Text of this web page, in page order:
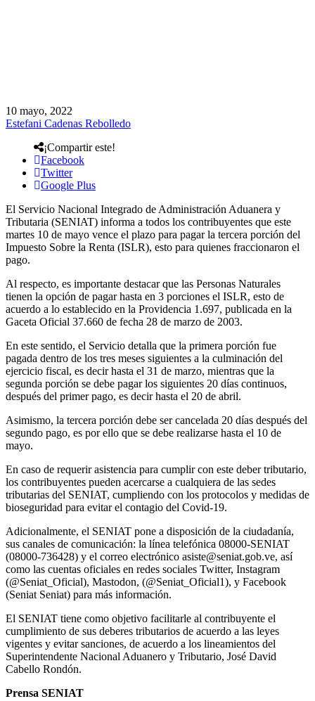
10 mayo, 2022
Estefani Cadenas Rebolledo
¡Compartir este!
Facebook
Twitter
Google Plus
El Servicio Nacional Integrado de Administración Aduanera y
Tributaria (SENIAT) informa a todos los contribuyentes que este
martes 10 de mayo vence el plazo para pagar la tercera porción del
Impuesto Sobre la Renta (ISLR), esto para quienes fraccionaron el
pago.
Al respecto, es importante destacar que las Personas Naturales
tienen la opción de pagar hasta en 3 porciones el ISLR, esto de
acuerdo a lo establecido en la Providencia 1.697, publicada en la
Gaceta Oficial 37.660 de fecha 28 de marzo de 2003.
En este sentido, el Servicio detalla que la primera porción fue
pagada dentro de los tres meses siguientes a la culminación del
ejercicio fiscal, es decir hasta el 31 de marzo, mientras que la
segunda porción se debe pagar los siguientes 20 días continuos,
después del primer pago, es decir hasta el 20 de abril.
Asimismo, la tercera porción debe ser cancelada 20 días después del
segundo pago, es por ello que se debe realizarse hasta el 10 de
mayo.
En caso de requerir asistencia para cumplir con este deber tributario,
los contribuyentes pueden acercarse a cualquiera de las sedes
tributarias del SENIAT, cumpliendo con los protocolos y medidas de
bioseguridad para evitar el contagio del Covid-19.
Adicionalmente, el SENIAT pone a disposición de la ciudadanía,
sus canales de comunicación: la línea telefónica 08000-SENIAT
(08000-736428) y el correo electrónico asiste@seniat.gob.ve, así
como las cuentas oficiales en redes sociales Twitter, Instagram
(@Seniat_Oficial), Mastodon, (@Seniat_Oficial1), y Facebook
(Seniat Seniat) para más información.
El SENIAT tiene como objetivo facilitarle al contribuyente el
cumplimiento de sus deberes tributarios de acuerdo a las leyes
vigentes y evitar sanciones, de acuerdo a los lineamientos del
Superintendente Nacional Aduanero y Tributario, José David
Cabello Rondón.
Prensa SENIAT